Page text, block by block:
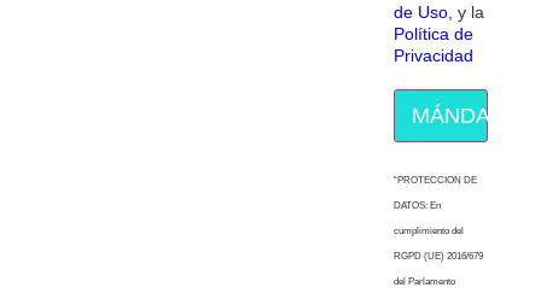
de Uso, y la
Política de
Privacidad
MÁNDAME
“PROTECCION DE
DATOS: En
cumplimiento del
RGPD (UE) 2016/679
del Parlamento